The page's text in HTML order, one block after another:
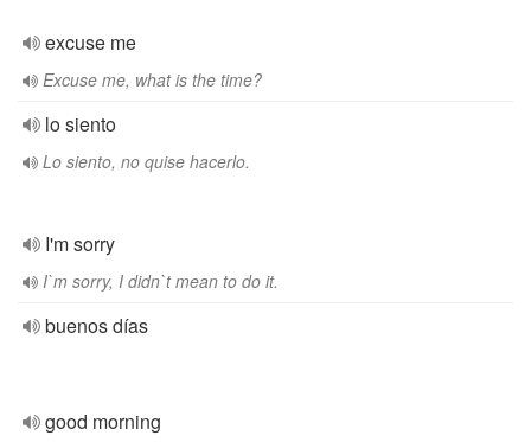
excuse me
Excuse me, what is the time?
lo siento
Lo siento, no quise hacerlo.
I'm sorry
I`m sorry, I didn`t mean to do it.
buenos días
good morning